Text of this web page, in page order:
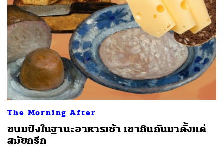
The Morning After
ขนมปังในฐานะอาหารเช้า เขากินกันมาตั้งแต่
สมัยกรีก